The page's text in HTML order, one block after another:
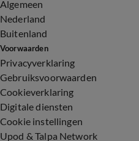
Algemeen
Nederland
Buitenland
Voorwaarden
Privacyverklaring
Gebruiksvoorwaarden
Cookieverklaring
Digitale diensten
Cookie instellingen
Upod & Talpa Network